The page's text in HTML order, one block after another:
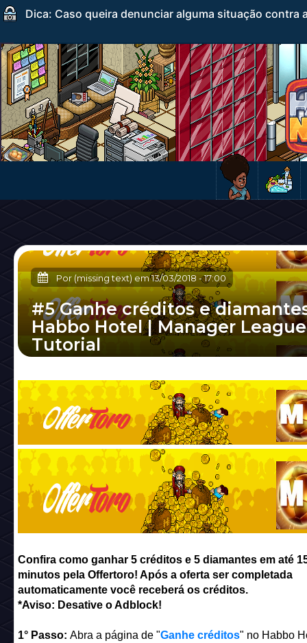
Dica: Caso queira denunciar alguma situação
Por (missing text) em13/03/2018 -17:00
#5 Ganhe créditos e
Habbo Hotel | Manager
Tutorial
até 15 minutos pela Offertoro! Após a oferta
completada automaticamente você
Confira como ganhar 5 créditos e 5 diamantes em até
minutos pela Offertoro! Após a oferta ser completada
automaticamente você receberá os créditos.
*Aviso: Desative o Adblock!
1° Passo: Abra a página de "Ganhe créditos" no Habbo